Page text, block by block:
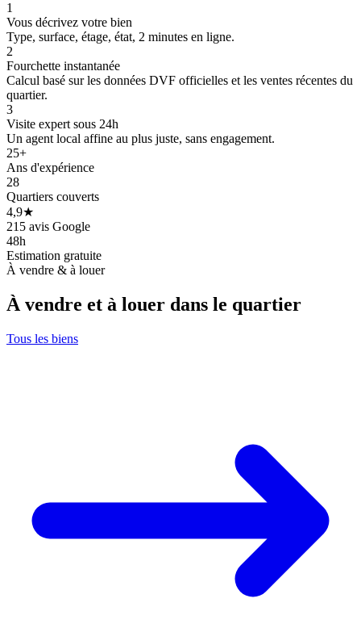
1
Vous décrivez votre bien
Type, surface, étage, état, 2 minutes en ligne.
2
Fourchette instantanée
Calcul basé sur les données DVF officielles et les ventes récentes du
quartier.
3
Visite expert sous 24h
Un agent local affine au plus juste, sans engagement.
25+
Ans d'expérience
28
Quartiers couverts
4,9★
215 avis Google
48h
Estimation gratuite
À vendre & à louer
À vendre et à louer dans le quartier
Tous les biens